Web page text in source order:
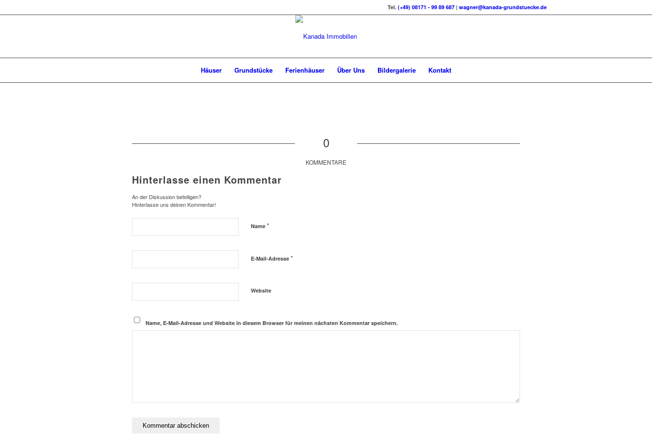
Tel. (+49) 08171 - 99 89 687 | wagner@kanada-grundstuecke.de
Häuser Grundstücke Ferienhäuser Über Uns Bildergalerie Kontakt
0
KOMMENTARE
Hinterlasse einen Kommentar
An der Diskussion beteiligen?
Hinterlasse uns deinen Kommentar!
Name *
E-Mail-Adresse *
Website
Name, E-Mail-Adresse und Website in diesem Browser für meinen nächsten Kommentar speichern.